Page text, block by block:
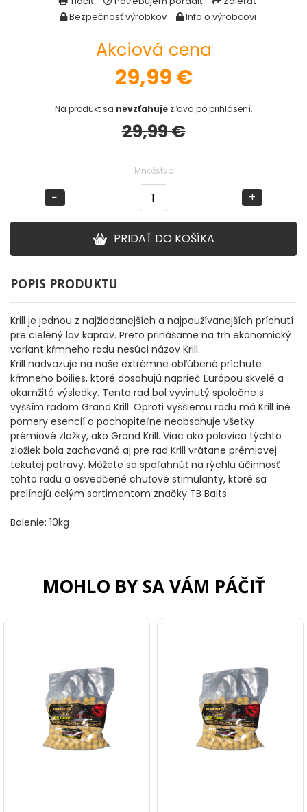
Bezpečnosť výrobkov
Info o výrobcovi
Akciová cena
29,99€
Na produkt sa nevzťahujezľava po prihlásení.
29,99 €
Množstvo
− +
PRIDAŤ DO KOŠÍKA
POPIS PRODUKTU
Krill je jednou z najžiadanejších a najpoužívanejších príchutí
pre cielený lov kaprov. Preto prinášame na trh ekonomický
variant kŕmneho radu nesúci názov Krill.
Krill nadväzuje na naše extrémne obľúbené príchute
kŕmneho boilies, ktoré dosahujú naprieč Európou skvelé a
okamžité výsledky. Tento rad bol vyvinutý spoločne s
vyšším radom Grand Krill. Oproti vyššiemu radu má Krill iné
pomery esencií a pochopiteľne neobsahuje všetky
prémiové zložky, ako Grand Krill. Viac ako polovica týchto
zložiek bola zachovaná aj pre rad Krill vrátane prémiovej
tekutej potravy. Môžete sa spoľahnúť na rýchlu účinnosť
tohto radu a osvedčené chuťové stimulanty, ktoré sa
prelínajú celým sortimentom značky TB Baits.
Balenie: 10kg
MOHLO BY SA VÁM PÁČIŤ
Udice na dierky
PUZDRÁ NA PRÚTY
BAITRUNNER
MULTIPLIKÁTORY
NÁHRADNÉ CIEVKY
DOPLNKY K NAVIJAKOM
SPODOVÉ NAVIJAKY
BIŽUTÉRIA
VLASCE, ŠNÚRY, PLETENKY
HÁČIKY
OBRATLÍKY A KARABÍNKY
MONTÁŽE A KLIPY
HADIČKY, PREVLEKY, ROVNÁTKA
ZARÁŽKY, STOPPER
KRMÍTKA, OLOVÁ, ZÁŤAŽE
NOŽNICE A KLIEŠTE